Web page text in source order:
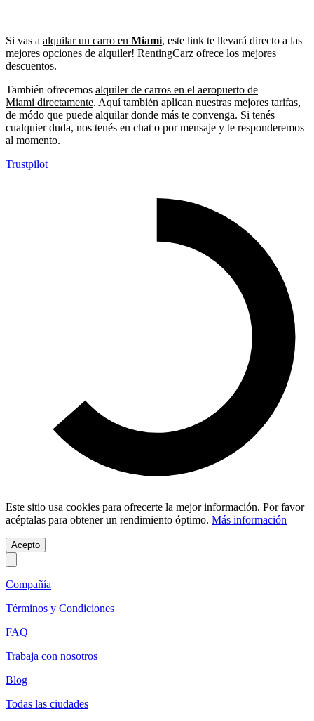
Si vas a alquilar un carro en Miami, este link te llevará directo a las
mejores opciones de alquiler! RentingCarz ofrece los mejores
descuentos.
También ofrecemos alquiler de carros en el aeropuerto de
Miami directamente. Aquí también aplican nuestras mejores tarifas,
de módo que puede alquilar donde más te convenga. Si tenés
cualquier duda, nos tenés en chat o por mensaje y te responderemos
al momento.
Trustpilot
Este sitio usa cookies para ofrecerte la mejor información. Por favor
acéptalas para obtener un rendimiento óptimo. Más información
Acepto
Compañía
Términos y Condiciones
FAQ
Trabaja con nosotros
Blog
Todas las ciudades